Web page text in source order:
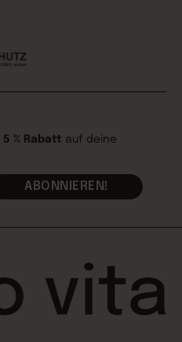
5 % Rabatt auf deine